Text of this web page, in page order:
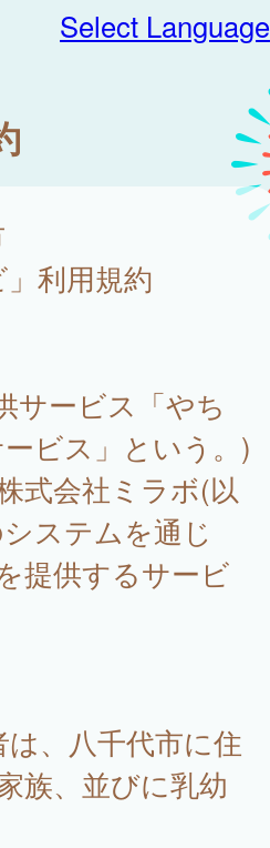
Select Language
」利用規約
ービス「やち
ビス」という。)
式会社ミラボ(以
ステムを通じ
提供するサービ
、八千代市に住
族、並びに乳幼